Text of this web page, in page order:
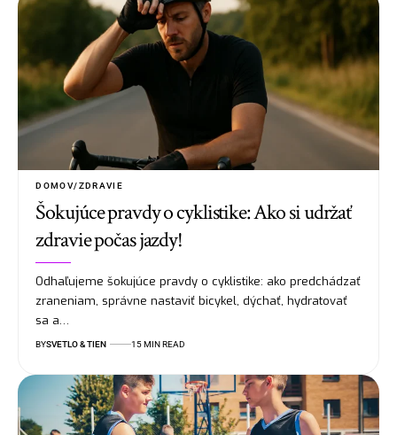
DOMOV/ZDRAVIE
Šokujúce pravdy o cyklistike: Ako si udržať
zdravie počas jazdy!
Odhaľujeme šokujúce pravdy o cyklistike: ako predchádzať
zraneniam, správne nastaviť bicykel, dýchať, hydratovať
sa a…
BYSVETLO & TIEN 15 MIN READ